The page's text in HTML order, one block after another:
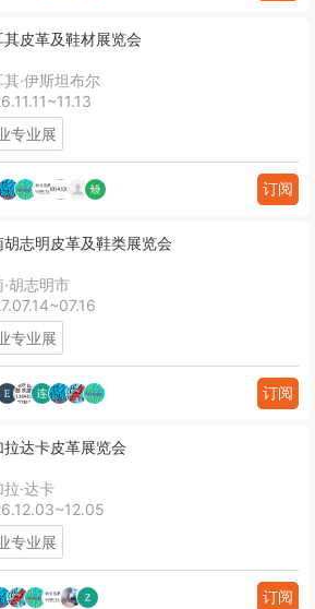
其皮革及鞋材展览会
其·伊斯坦布尔
专业展
订阅
胡志明皮革及鞋类展览会
·胡志明市
专业展
订阅
拉达卡皮革展览会
·达卡
专业展
订阅